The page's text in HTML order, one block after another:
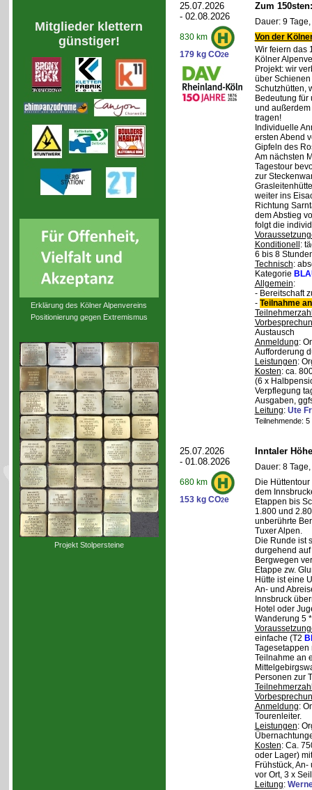
Mitglieder klettern
günstiger!
Erklärung des Kölner Alpenvereins
Positionierung gegen Extremismus
Projekt Stolpersteine
25.07.2026
- 02.08.2026
830 km
179 kg CO2e
Zum
Dauer: 9
Von der
Wir feiern das
Kölner
Projekt: wir
über
Schutzhütten,
Bedeutung
und
tragen!
Individuelle
ersten Abend
Gipfeln des
Am nächsten
Tagestour
zur
weiter ins
Richtung
dem Abstieg
folgt die
Konditionell :
6 bis 8
Technisch:
Kategorie
Allgemein:
- Bereitschaft
- Teilnahme
Austausch
Anmeldung:
Aufforderung
Leistungen:
Kosten: ca.
(6 x
Verpflegung
Ausgaben,
Leitung: Ute
Teilnehmende:
25.07.2026
- 01.08.2026
680 km
153 kg CO2e
Inntaler
Dauer: 8
Die
dem
Etappen bis
1.800 und
unberührte
Tuxer Alpen.
Die Runde ist
durgehend
Bergwegen
Etappe zw.
Hütte ist eine
An- und
Innsbruck
Hotel oder
Wanderung 5
einfache (T2
Tagesetappen
Teilnahme an
Personen zur
Anmeldung:
Tourenleiter.
Leistungen:
Kosten: Ca.
oder Lager)
Frühstück,
vor Ort, 3 x
Leitung: